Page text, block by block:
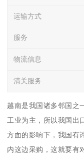
运输方式
服务
物流信息
清关服务
越南是我国诸多邻国之
工业为主，所以我国出
方面的影响下，我国有
内这边采购，这就要有